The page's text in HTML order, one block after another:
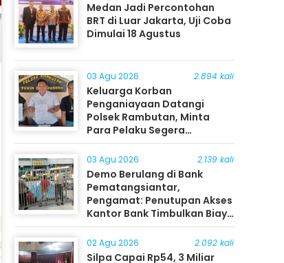
Medan Jadi Percontohan
BRT di Luar Jakarta, Uji Coba
Dimulai 18 Agustus
03 Agu 2026 2.894 kali
Keluarga Korban
Penganiayaan Datangi
Polsek Rambutan, Minta
Para Pelaku Segera
Ditangkap
03 Agu 2026 2.139 kali
Demo Berulang di Bank
Pematangsiantar,
Pengamat: Penutupan Akses
Kantor Bank Timbulkan Biaya
Ekonomi bagi Masyarakat
02 Agu 2026 2.092 kali
Silpa Capai Rp54, 3 Miliar